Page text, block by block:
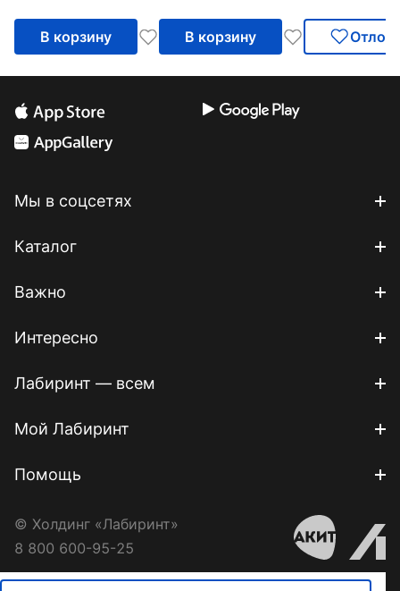
В корзину В корзину
Мы в соцсетях
Каталог
Важно
Интересно
Лабиринт — всем
Мой Лабиринт
Помощь
© Холдинг «Лабиринт»
8 800 600-95-25